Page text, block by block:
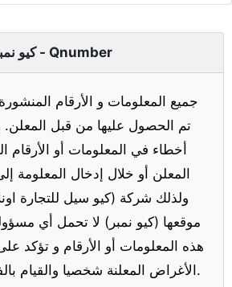
كيو نمبر - Qnumber
جميع المعلومات و الأرقام
تم الحصول عليها من قبل المعلن.
أخطاء في المعلومات أو الأرقام
المعلن أو خلال إدخال المعلومة
ولذلك شركة (كيو سيل للتجارة
موقعها (كيو نمبر) لا تحمل أي
هذه المعلومات أو الأرقام و تؤكد
الأغراض المعلنة شخصيا والقيام بالفحص قبل الشراء.